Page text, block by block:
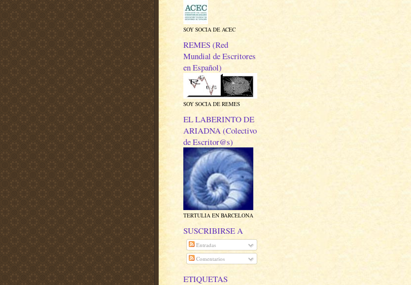
SOY SOCIA DE ACEC
REMES (Red
Mundial de Escritores
en Español)
SOY SOCIA DE REMES
EL LABERINTO DE
ARIADNA (Colectivo
de Escritor@s)
TERTULIA EN BARCELONA
SUSCRIBIRSE A
Entradas
Comentarios
ETIQUETAS